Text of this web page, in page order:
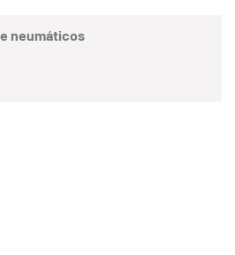
neumáticos